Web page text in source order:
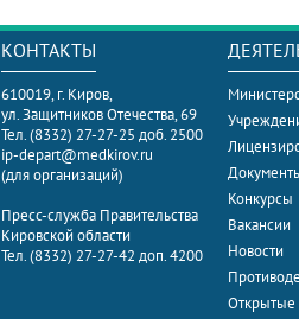
КОНТАКТЫ
610019, г. Киров,
ул. Защитников Отечества, 69
Тел. (8332) 27-27-25 доб. 2500
ip-depart@medkirov.ru
(для организаций)
Пресс-служба Правительства
Кировской области
Тел. (8332) 27-27-42 доп. 4200
Конкурсы
Вакансии
Новости